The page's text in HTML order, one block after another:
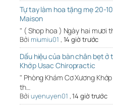
Tự tay làm hoa tặng mẹ 20-
Maison
" ( Shop hoa ) Ngày hai mươi
Bởi miumiu01 , 14 giờ trước
Dấu hiệu của bàn chân bẹt ở
Khớp Usac Chiropractic
" Phòng Khám Cơ Xương
th…
Bởi uyenuyen01 ,14 giờ trước